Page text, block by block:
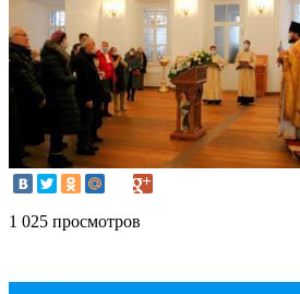
1 025 просмотров